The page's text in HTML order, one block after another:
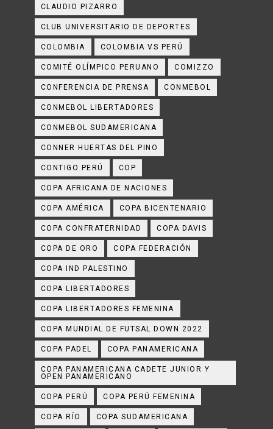
CLAUDIO PIZARRO
CLUB UNIVERSITARIO DE DEPORTES
COLOMBIA COLOMBIA VS PERÚ
COMITÉ OLÍMPICO PERUANO COMIZZO
CONFERENCIA DE PRENSA CONMEBOL
CONMEBOL LIBERTADORES
CONMEBOL SUDAMERICANA
CONNER HUERTAS DEL PINO
CONTIGO PERÚ COP
COPA AFRICANA DE NACIONES
COPA AMÉRICA COPA BICENTENARIO
COPA CONFRATERNIDAD COPA DAVIS
COPA DE ORO COPA FEDERACIÓN
COPA IND PALESTINO
COPA LIBERTADORES
COPA LIBERTADORES FEMENINA
COPA MUNDIAL DE FUTSAL DOWN 2022
COPA PADEL COPA PANAMERICANA
COPA PANAMERICANA CADETE JUNIOR Y
OPEN PANAMERICANO
COPA PERÚ COPA PERÚ FEMENINA
COPA RÍO COPA SUDAMERICANA